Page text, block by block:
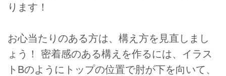
ります！
お心当たりのある方は、構え方を見直しまし
ょう！ 密着感のある構えを作るには、イラス
トBのようにトップの位置で肘が下を向いて、